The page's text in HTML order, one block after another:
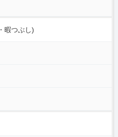
暇つぶし)